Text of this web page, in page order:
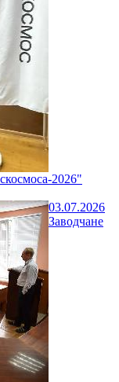
2026"
03.07.2026
Заводчане